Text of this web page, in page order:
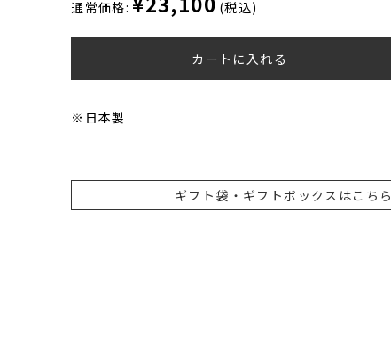
通常価格: (税込)
カートに入れる
※日本製
ギフト袋・ギフトボックスはこちら